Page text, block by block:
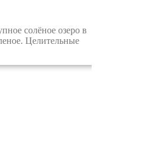
солёное озеро в
Целительные